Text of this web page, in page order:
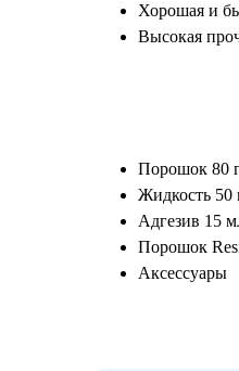
Хорошая и
Высокая
Порошок 80
Жидкость 50
Адгезив 15
Порошок
Аксессуары